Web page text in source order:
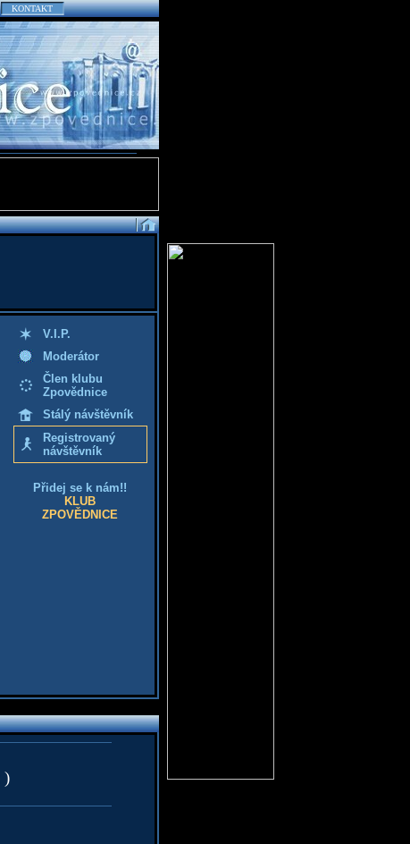
KONTAKT
V.I.P.
Moderátor
Člen klubu
Zpovědnice
Stálý návštěvník
Registrovaný
návštěvník
Přidej se k nám!!
KLUB
ZPOVĚDNICE
)